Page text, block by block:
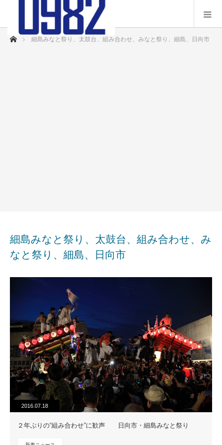
ホーム細島みなと祭り、太鼓台、組み合わせ、みなと祭り、細島、日向市
細島みなと祭り、太鼓台、組み合わせ、み
なと祭り、細島、日向市
2016.07.18
２年ぶりの“組み合わせ”に歓声 日向市・細島みなと祭り